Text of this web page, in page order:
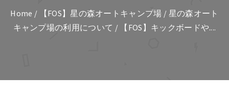
Home / 【FOS】星の森オートキャンプ場 / 星の森オート
キャンプ場の利用について / 【FOS】キックボードや....